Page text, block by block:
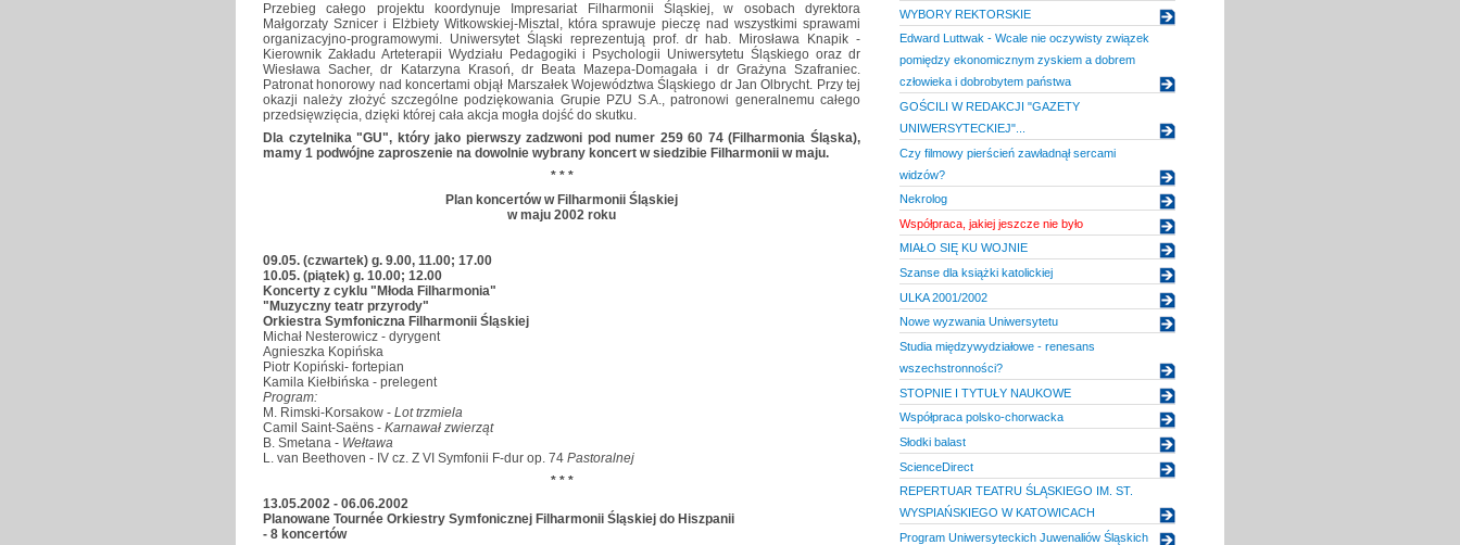
Przebieg całego projektu koordynuje Impresariat Filharmonii Śląskiej, w osobach dyrektora
Małgorzaty Sznicer i Elżbiety Witkowskiej-Misztal, która sprawuje pieczę nad wszystkimi sprawami
organizacyjno-programowymi. Uniwersytet Śląski reprezentują prof. dr hab. Mirosława Knapik -
Kierownik Zakładu Arteterapii Wydziału Pedagogiki i Psychologii Uniwersytetu Śląskiego oraz dr
Wiesława Sacher, dr Katarzyna Krasoń, dr Beata Mazepa-Domagała i dr Grażyna Szafraniec.
Patronat honorowy nad koncertami objął Marszałek Województwa Śląskiego dr Jan Olbrycht. Przy tej
okazji należy złożyć szczególne podziękowania Grupie PZU S.A., patronowi generalnemu całego
przedsięwzięcia, dzięki której cała akcja mogła dojść do skutku.
Dla czytelnika "GU", który jako pierwszy zadzwoni pod numer 259 60 74 (Filharmonia Śląska),
mamy 1 podwójne zaproszenie na dowolnie wybrany koncert w siedzibie Filharmonii w maju.
* * *
Plan koncertów w Filharmonii Śląskiej
w maju 2002 roku
09.05. (czwartek) g. 9.00, 11.00; 17.00
10.05. (piątek) g. 10.00; 12.00
Koncerty z cyklu "Młoda Filharmonia"
"Muzyczny teatr przyrody"
Orkiestra Symfoniczna Filharmonii Śląskiej
Michał Nesterowicz - dyrygent
Agnieszka Kopińska
Piotr Kopiński- fortepian
Kamila Kiełbińska - prelegent
Program:
M. Rimski-Korsakow - Lot trzmiela
Camil Saint-Saëns - Karnawał zwierząt
B. Smetana - Wełtawa
L. van Beethoven - IV cz. Z VI Symfonii F-dur op. 74 Pastoralnej
* * *
13.05.2002 - 06.06.2002
Planowane Tournée Orkiestry Symfonicznej Filharmonii Śląskiej do Hiszpanii
- 8 koncertów
WYBORY REKTORSKIE
Edward Luttwak - Wcale nie oczywisty związek
pomiędzy ekonomicznym zyskiem a dobrem
człowieka i dobrobytem państwa
GOŚCILI W REDAKCJI "GAZETY
UNIWERSYTECKIEJ"...
Czy filmowy pierścień zawładnął sercami
widzów?
Nekrolog
Współpraca, jakiej jeszcze nie było
MIAŁO SIĘ KU WOJNIE
Szanse dla książki katolickiej
ULKA 2001/2002
Nowe wyzwania Uniwersytetu
Studia międzywydziałowe - renesans
wszechstronności?
STOPNIE I TYTUŁY NAUKOWE
Współpraca polsko-chorwacka
Słodki balast
ScienceDirect
REPERTUAR TEATRU ŚLĄSKIEGO IM. ST.
WYSPIAŃSKIEGO W KATOWICACH
Program Uniwersyteckich Juwenaliów Śląskich